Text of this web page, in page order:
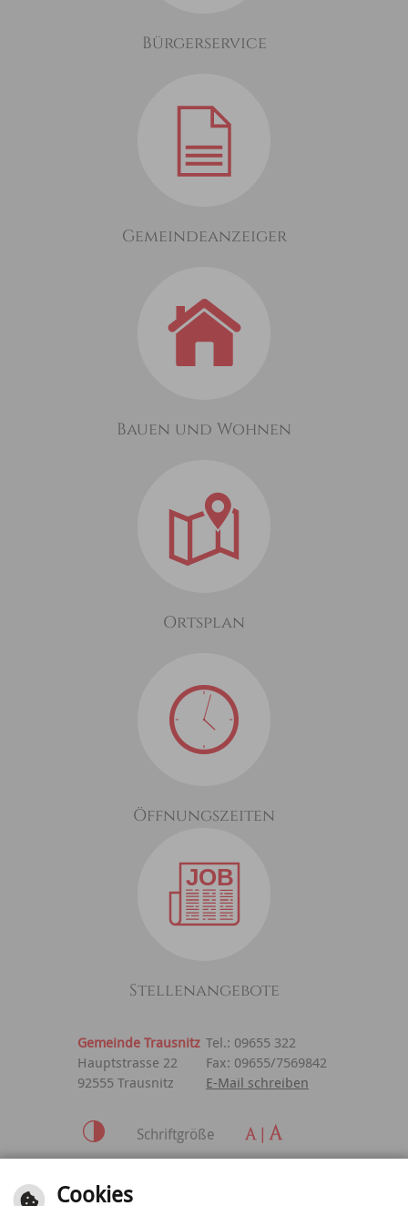
Bürgerservice
Gemeindeanzeiger
Bauen und Wohnen
Ortsplan
Öffnungszeiten
Stellenangebote
Gemeinde Trausnitz Tel.: 09655 322
Hauptstrasse 22
Fax: 09655/7569842
92555 Trausnitz
E-Mail schreiben
Schriftgröße
Datenschutzerklärung
Cookies